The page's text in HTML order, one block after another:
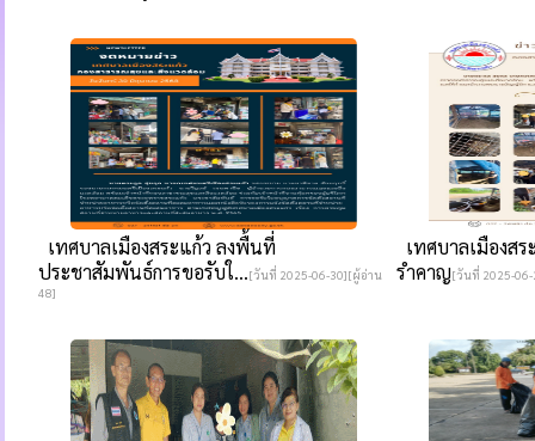
เทศบาลเมืองสระแก้ว ลงพื้นที่
ประชาสัมพันธ์การขอรับใ...[วันที่ 2025-06-30][ผู้อ่าน
48]
เทศบาลเมืองส
รำคาญ[วันที่ 2025-